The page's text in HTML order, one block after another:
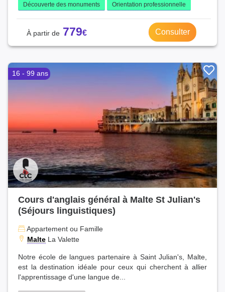
Découverte des monuments
Orientation professionnelle
779 Consulter
16 - 99 ans
Cours d'anglais général à Malte St Julian's
(Séjours linguistiques)
Appartement ou Famille
Malte La Valette
Notre école de langues partenaire à Saint Julian's, Malte,
est la destination idéale pour ceux qui cherchent à allier
l'apprentissage d'une langue de...